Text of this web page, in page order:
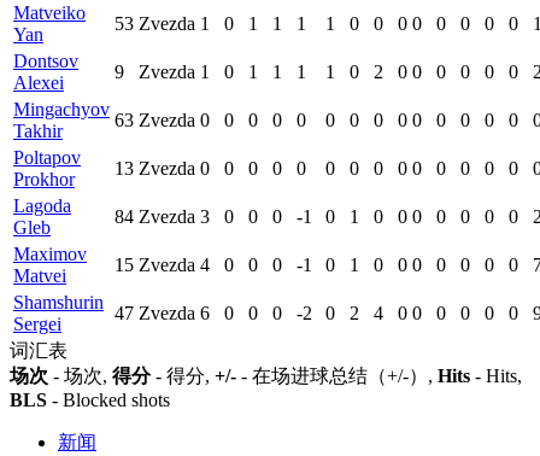
Matveiko
Yan
53 Zvezda 1 0 1 1 1 1 0 0 0 0 0 0 0 0
Dontsov
Alexei
9 Zvezda 1 0 1 1 1 1 0 2 0 0 0 0 0 0
Mingachyov
Takhir
63 Zvezda 0 0 0 0 0 0 0 0 0 0 0 0 0 0
Poltapov
Prokhor
13 Zvezda 0 0 0 0 0 0 0 0 0 0 0 0 0 0
Lagoda
Gleb
84 Zvezda 3 0 0 0 -1 0 1 0 0 0 0 0 0 0
Maximov
Matvei
15 Zvezda 4 0 0 0 -1 0 1 0 0 0 0 0 0 0
Shamshurin
Sergei
47 Zvezda 6 0 0 0 -2 0 2 4 0 0 0 0 0 0
词汇表
场次 - 场次, 得分- 得分, +/- - 在场进球总结（+/-）, Hits - Hits,
BLS - Blocked shots
新闻